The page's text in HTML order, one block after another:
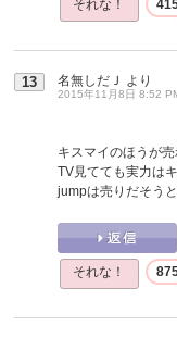
それな！
13 名無しだＪ より
2015年11月8日 8:52
キスマイのほうが売
TV見てても実力は
jumpは売りだそう
それな！